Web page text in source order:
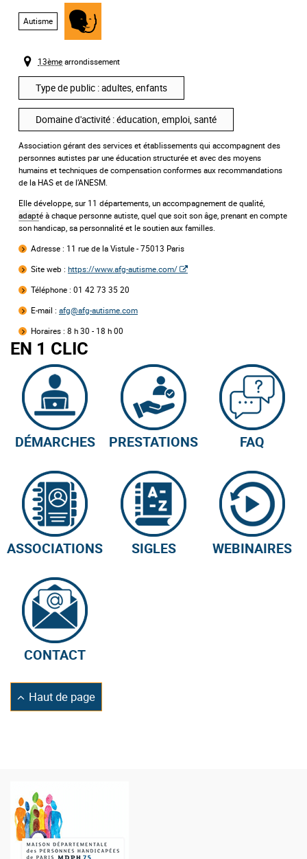
Autisme
,
Handicap
mental
13ème arrondissement
Type de public : adultes, enfants
Domaine d'activité : éducation, emploi, santé
Association gérant des services et établissements qui accompagnent des
personnes autistes par une éducation structurée et avec des moyens
humains et techniques de compensation conformes aux recommandations
de la HAS et de l’ANESM.
Elle développe, sur 11 départements, un accompagnement de qualité,
adapté à chaque personne autiste, quel que soit son âge, prenant en compte
son handicap, sa personnalité et le soutien aux familles.
Adresse : 11 rue de la Vistule - 75013 Paris
Site web : https://www.afg-autisme.com/
Téléphone : 01 42 73 35 20
E-mail : afg@afg-autisme.com
Horaires : 8 h 30 - 18 h 00
EN 1 CLIC
DÉMARCHES PRESTATIONS FAQ
ASSOCIATIONS SIGLES WEBINAIRES
CONTACT
Retourner
en
Haut de page
Logo
de
la
MDPH